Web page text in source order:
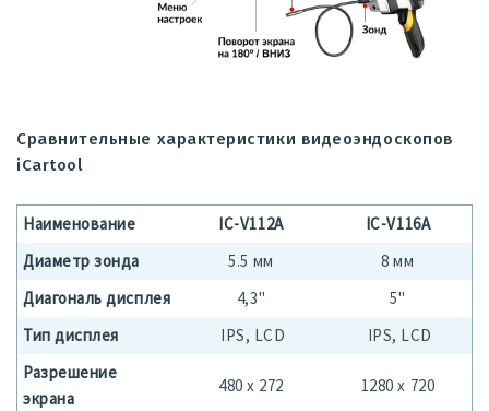
Сравнительные характеристики видеоэндоскопов
iCartool
Наименование IC-V112A
IC-V116A
Диаметр зонда
5.5 мм
8 мм
Диагональ дисплея
4,3"
5"
Тип дисплея
IPS, LCD
IPS, LCD
Разрешение
экрана
480 x 272 1280 х 720